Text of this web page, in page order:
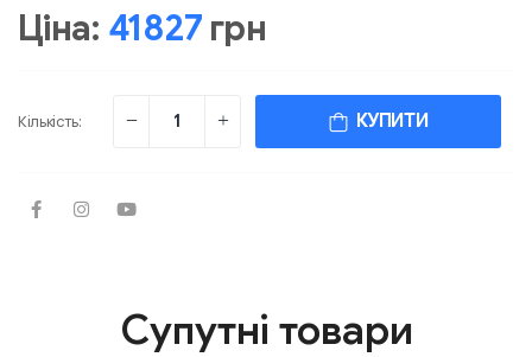
Ціна: 41827грн
Кількість: КУПИТИ
Супутні товари